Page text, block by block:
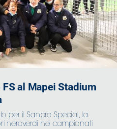
al Mapei Stadium
per il Sanpro Special, la
neroverdi nei campionati